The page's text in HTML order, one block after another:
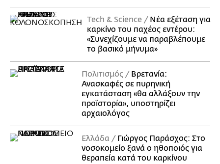
Τech & Science
Νέα εξέταση για
καρκίνο του παχέος εντέρου:
«Συνεχίζουμε να παραβλέπουμε
το βασικό μήνυμα»
Πολιτισμός
Βρετανία:
Ανασκαφές σε πυρηνική
εγκατάσταση «θα αλλάξουν την
προϊστορία», υποστηρίζει
αρχαιολόγος
Ελλάδα
Γιώργος Παράσχος: Στο
νοσοκομείο ξανά ο ηθοποιός για
θεραπεία κατά του καρκίνου